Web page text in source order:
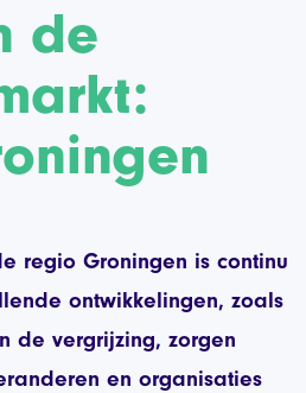
de
regio Groningen is continu
ontwikkelingen, zoals
de vergrijzing, zorgen
en organisaties